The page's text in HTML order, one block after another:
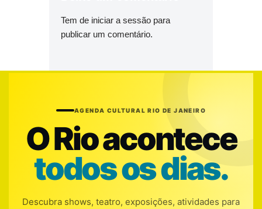
Tem de iniciar a sessão para
publicar um comentário.
AGENDA CULTURAL RIO DE JANEIRO
O Rio acontece
todos os dias.
Descubra shows, teatro, exposições, atividades para